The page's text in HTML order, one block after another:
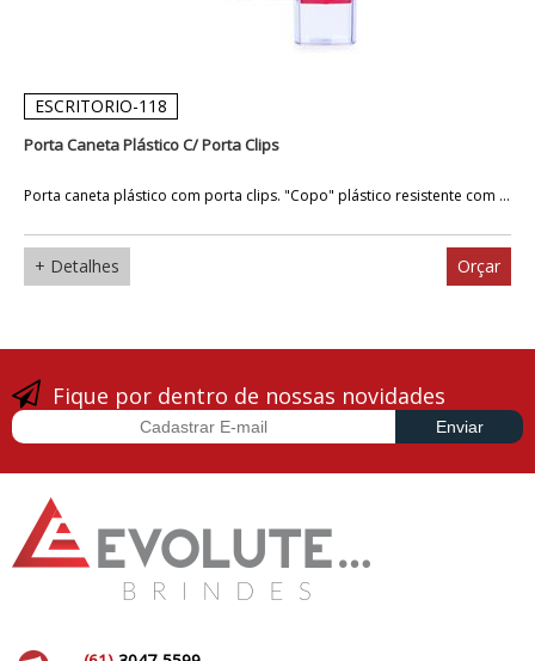
ESCRITORIO-118
Porta Caneta Plástico C/ Porta Clips
Porta caneta plástico com porta clips. "Copo" plástico resistente com ...
+ Detalhes Orçar
Fique por dentro de nossas novidades